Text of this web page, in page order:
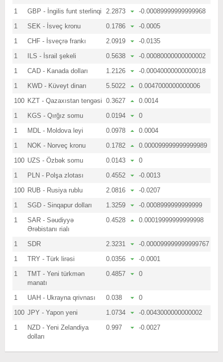
1
GBP - İngilis funt sterlinqi 2.2873
-0.00089999999999968
1
SEK - İsveç kronu 0.1786
-0.0005
1
CHF - İsveçrə frankı 2.0919
-0.0135
1
ILS - İsrail şekeli 0.5638
-0.00080000000000002
1
CAD - Kanada dolları 1.2126
-0.00040000000000018
1
KWD - Küveyt dinarı 5.5022
0.0047000000000006
100 KZT - Qazaxıstan tengəsi 0.3627
0.0014
1
KGS - Qırğız somu 0.0194
0
1
MDL - Moldova leyi 0.0978
0.0004
1
NOK - Norveç kronu 0.1782
0.000099999999999989
100 UZS - Özbək somu 0.0143
0
1
PLN - Polşa zlotası 0.4552
-0.0013
100 RUB - Rusiya rublu 2.0816
-0.0207
1
SGD - Sinqapur dolları 1.3259
-0.0008999999999999
1
SAR - Səudiyyə
Ərəbistanı rialı
0.4528 0.00019999999999998
1 SDR 2.3231
-0.000099999999999767
1
TRY - Türk lirəsi 0.0356
-0.0001
1
TMT - Yeni türkmən
manatı
0.4857 0
1 UAH - Ukrayna qrivnası 0.038
0
100 JPY - Yapon yeni 1.0734
-0.0043000000000002
1
NZD - Yeni Zelandiya
dolları
0.997 -0.0027